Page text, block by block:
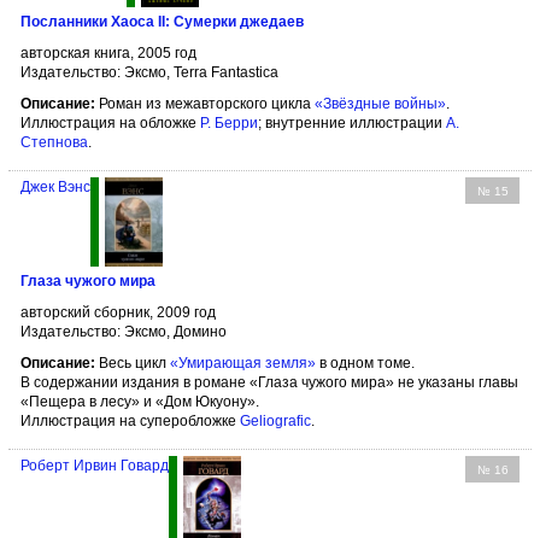
Посланники Хаоса II: Сумерки джедаев
авторская книга, 2005 год
Издательство: Эксмо, Terra Fantastica
Описание: Роман из межавторского цикла «Звёздные войны».
Иллюстрация на обложке Р. Берри; внутренние иллюстрации А.
Степнова.
№ 15
Джек Вэнс
Глаза чужого мира
авторский сборник, 2009 год
Издательство: Эксмо, Домино
Описание: Весь цикл «Умирающая земля» в одном томе.
В содержании издания в романе «Глаза чужого мира» не указаны главы
«Пещера в лесу» и «Дом Юкуону».
Иллюстрация на суперобложке Geliografic
№ 16
Роберт Ирвин Говард